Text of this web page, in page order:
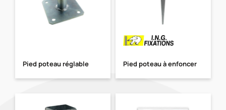
Pied poteau réglable Pied poteau à enfoncer